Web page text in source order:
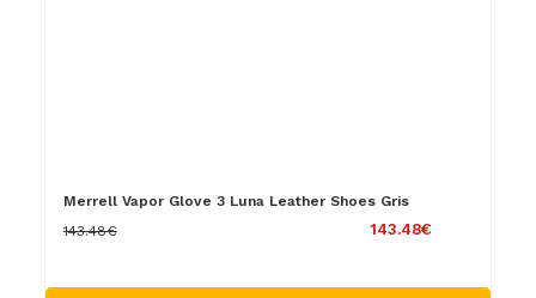
Merrell Vapor Glove 3 Luna Leather Shoes Gris
143.48€
143.48€